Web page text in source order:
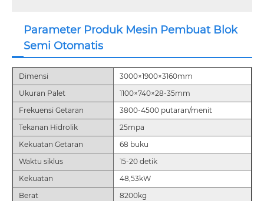
Parameter Produk Mesin Pembuat Blok
Semi Otomatis
Dimensi
3000×1900×3160mm
Ukuran Palet
1100×740×28-35mm
Frekuensi Getaran
3800-4500 putaran/menit
Tekanan Hidrolik
25mpa
Kekuatan Getaran
68 buku
Waktu siklus
15-20 detik
Kekuatan
48,53kW
Berat
8200kg